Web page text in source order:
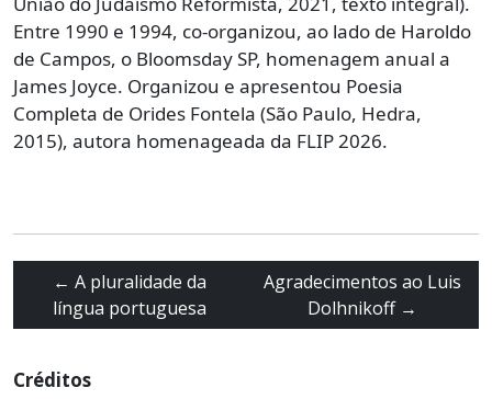
Entre 1990 e 1994, co-organizou, ao lado de Haroldo
de Campos, o Bloomsday SP, homenagem anual a
James Joyce. Organizou e apresentou Poesia
Completa de Orides Fontela (São Paulo, Hedra,
2015), autora homenageada da FLIP 2026.
← A pluralidade da
língua portuguesa
Agradecimentos ao Luis
Dolhnikoff →
Créditos